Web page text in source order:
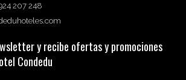
207 248
y recibe ofertas y promociones
Condedu